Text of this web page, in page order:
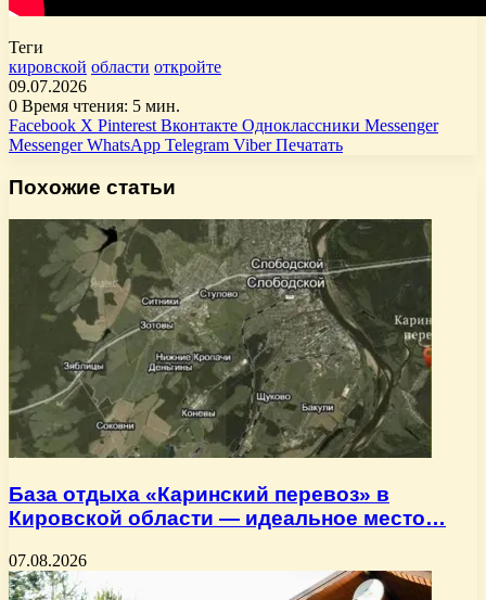
Теги
кировской области откройте
09.07.2026
0 Время чтения: 5 мин.
Facebook X Pinterest Вконтакте Одноклассники Messenger
Messenger WhatsApp Telegram Viber Печатать
Похожие статьи
База отдыха «Каринский перевоз» в
Кировской области — идеальное место…
07.08.2026